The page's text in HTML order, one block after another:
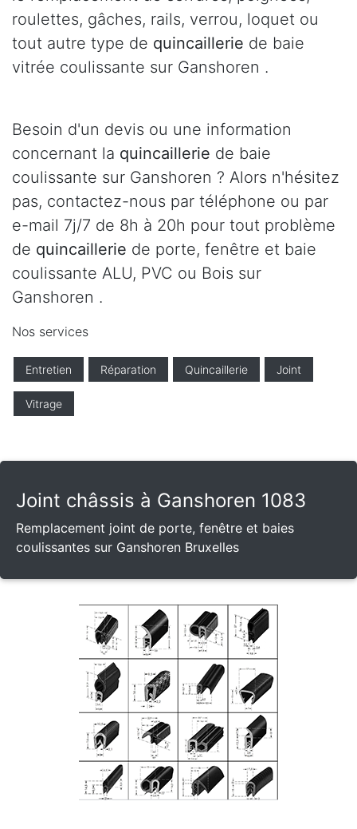
roulettes, gâches, rails, verrou, loquet ou
tout autre type de quincaillerie de baie
vitrée coulissante sur Ganshoren .
Besoin d'un devis ou une information
concernant la quincaillerie de baie
coulissante sur Ganshoren ? Alors n'hésitez
pas, contactez-nous par téléphone ou par
e-mail 7j/7 de 8h à 20h pour tout problème
de quincaillerie de porte, fenêtre et baie
coulissante ALU, PVC ou Bois sur
Ganshoren .
Nos services
Entretien Réparation Quincaillerie Joint
Vitrage
Joint châssis à Ganshoren 1083
Remplacement joint de porte, fenêtre et baies
coulissantes sur Ganshoren Bruxelles